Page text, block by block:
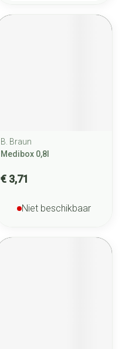
B. Braun
Medibox 0,8l
€ 3,71
Niet beschikbaar